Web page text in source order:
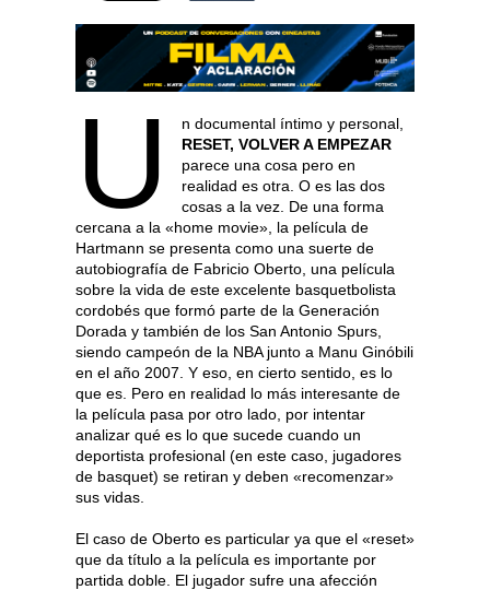
U
n documental íntimo y personal,
RESET, VOLVER A EMPEZAR
parece una cosa pero en
realidad es otra. O es las dos
cosas a la vez. De una forma
cercana a la «home movie», la película de
Hartmann se presenta como una suerte de
autobiografía de Fabricio Oberto, una película
sobre la vida de este excelente basquetbolista
cordobés que formó parte de la Generación
Dorada y también de los San Antonio Spurs,
siendo campeón de la NBA junto a Manu Ginóbili
en el año 2007. Y eso, en cierto sentido, es lo
que es. Pero en realidad lo más interesante de
la película pasa por otro lado, por intentar
analizar qué es lo que sucede cuando un
deportista profesional (en este caso, jugadores
de basquet) se retiran y deben «recomenzar»
sus vidas.
El caso de Oberto es particular ya que el «reset»
que da título a la película es importante por
partida doble. El jugador sufre una afección